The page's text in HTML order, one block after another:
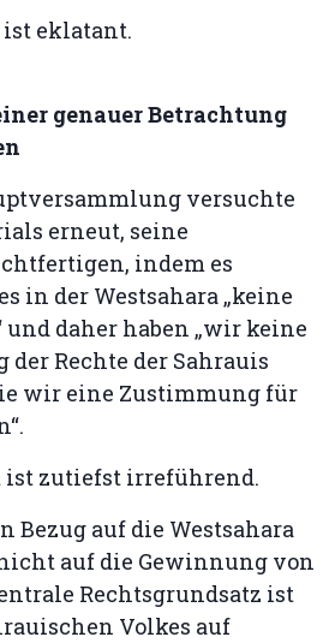
eklatant.
genauer Betrachtung
versuchte
erneut, seine
indem es
in der Westsahara „keine
und daher haben „wir keine
Rechte der Sahrauis
wir eine Zustimmung für
ist zutiefst irreführend.
Bezug auf die Westsahara
auf die Gewinnung von
Rechtsgrundsatz ist
Volkes auf